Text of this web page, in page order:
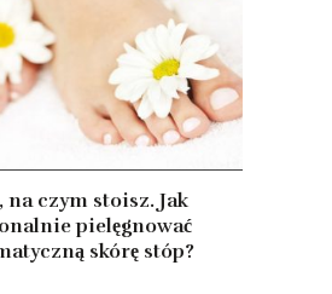
na czym stoisz. Jak
pielęgnować
skórę stóp?